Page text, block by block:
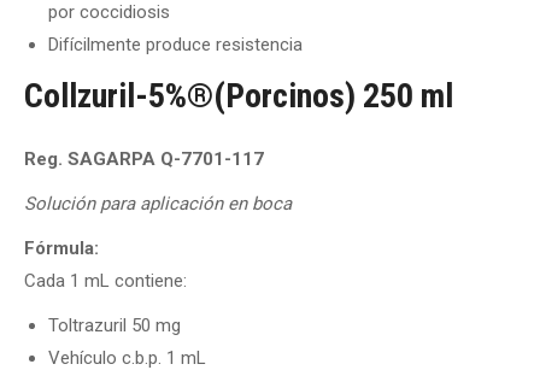
por coccidiosis
Difícilmente produce resistencia
Collzuril-5%®(Porcinos) 250 ml
Reg. SAGARPA Q-7701-117
Solución para aplicación en boca
Fórmula:
Cada 1 mL contiene:
Toltrazuril 50 mg
Vehículo c.b.p. 1 mL